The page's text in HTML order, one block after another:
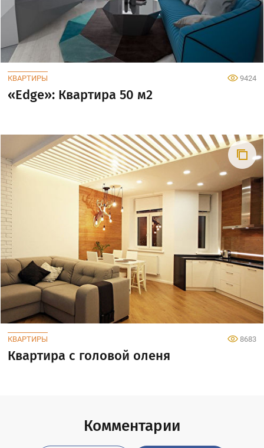
КВАРТИРЫ 9424
«Edge»: Квартира 50 м2
КВАРТИРЫ 8683
Квартира с головой оленя
Комментарии